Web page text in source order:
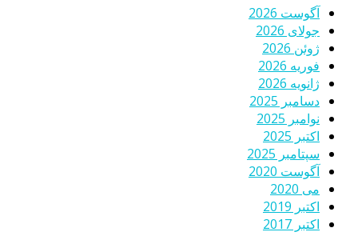
آگوست 2026
جولای 2026
ژوئن 2026
فوریه 2026
ژانویه 2026
دسامبر 2025
نوامبر 2025
اکتبر 2025
سپتامبر 2025
آگوست 2020
می 2020
اکتبر 2019
اکتبر 2017